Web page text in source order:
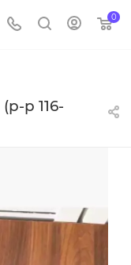
0
р 116-